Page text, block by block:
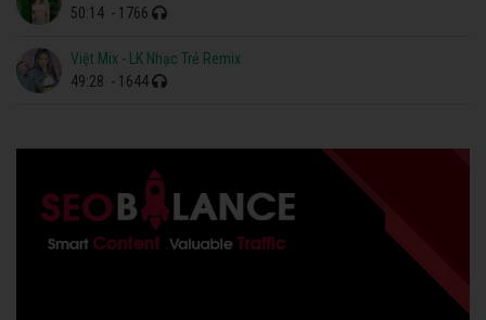
50:14 - 1766
Việt Mix - LK Nhạc Trẻ Remix
49:28 - 1644